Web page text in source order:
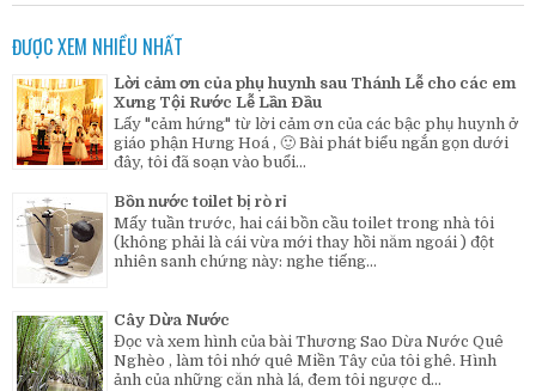
ĐƯỢC XEM NHIỀU NHẤT
Lời cảm ơn của phụ huynh sau Thánh Lễ cho các em
Xưng Tội Rước Lễ Lần Đầu
Lấy "cảm hứng" từ lời cảm ơn của các bậc phụ huynh ở
giáo phận Hưng Hoá , 🙂 Bài phát biểu ngắn gọn dưới
đây, tôi đã soạn vào buổi...
Bồn nước toilet bị rò rỉ
Mấy tuần trước, hai cái bồn cầu toilet trong nhà tôi
(không phải là cái vừa mới thay hồi năm ngoái ) đột
nhiên sanh chứng này: nghe tiếng...
Cây Dừa Nước
Đọc và xem hình của bài Thương Sao Dừa Nước Quê
Nghèo , làm tôi nhớ quê Miền Tây của tôi ghê. Hình
ảnh của những căn nhà lá, đem tôi ngược d...